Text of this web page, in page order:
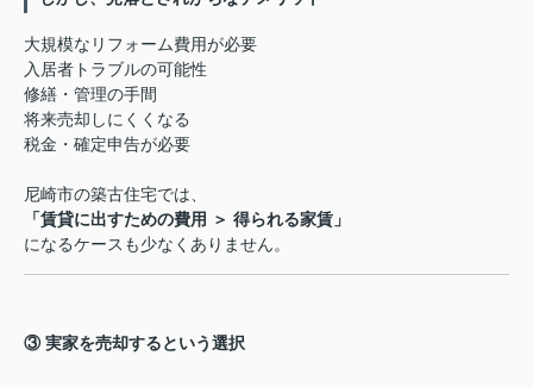
大規模なリフォーム費用が必要
入居者トラブルの可能性
修繕・管理の手間
将来売却しにくくなる
税金・確定申告が必要
尼崎市の築古住宅では、
「賃貸に出すための費用 ＞ 得られる家賃」
になるケースも少なくありません。
③ 実家を売却するという選択